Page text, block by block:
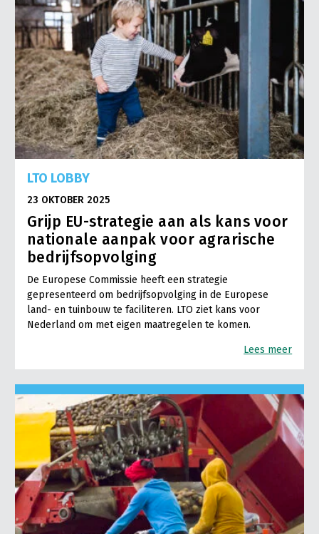
LTO LOBBY
23 OKTOBER 2025
Grijp EU-strategie aan als kans voor
nationale aanpak voor agrarische
bedrijfsopvolging
De Europese Commissie heeft een strategie
gepresenteerd om bedrijfsopvolging in de Europese
land- en tuinbouw te faciliteren. LTO ziet kans voor
Nederland om met eigen maatregelen te komen.
Lees meer